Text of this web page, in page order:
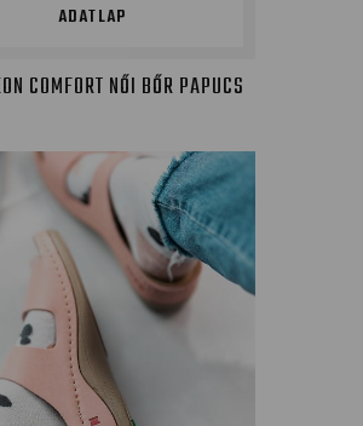
ADATLAP
COMFORT NŐI BŐR PAPUCS